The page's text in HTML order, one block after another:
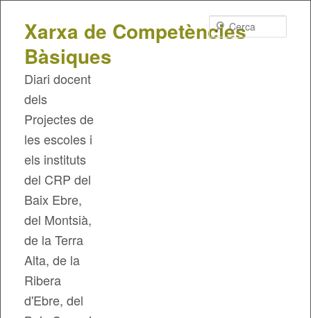
Xarxa de Competències
Bàsiques
Diari docent
dels
Projectes de
les escoles i
els instituts
del CRP del
Baix Ebre,
del Montsià,
de la Terra
Alta, de la
Ribera
d'Ebre, del